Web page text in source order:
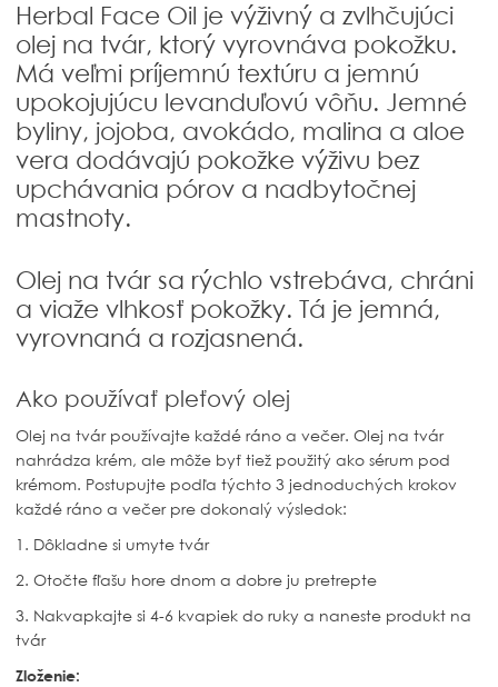
Herbal Face Oil je výživný a zvlhčujúci
olej na tvár, ktorý vyrovnáva pokožku.
Má veľmi príjemnú textúru a jemnú
upokojujúcu levanduľovú vôňu. Jemné
byliny, jojoba, avokádo, malina a aloe
vera dodávajú pokožke výživu bez
upchávania pórov a nadbytočnej
mastnoty.
Olej na tvár sa rýchlo vstrebáva, chráni
a viaže vlhkosť pokožky. Tá je jemná,
vyrovnaná a rozjasnená.
Ako používať pleťový olej
Olej na tvár používajte každé ráno a večer. Olej na tvár
nahrádza krém, ale môže byť tiež použitý ako sérum pod
krémom. Postupujte podľa týchto 3 jednoduchých krokov
každé ráno a večer pre dokonalý výsledok:
1. Dôkladne si umyte tvár
2. Otočte fľašu hore dnom a dobre ju pretrepte
3. Nakvapkajte si 4-6 kvapiek do ruky a naneste produkt na
tvár
Zloženie: